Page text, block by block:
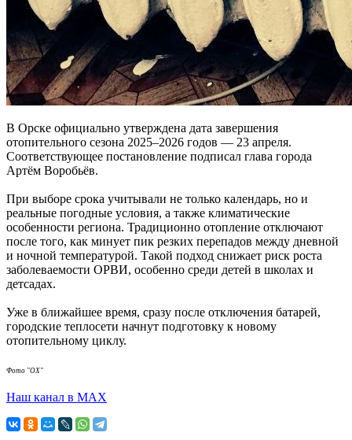
В Орске официально утверждена дата завершения
отопительного сезона 2025–2026 годов — 23 апреля.
Соответствующее постановление подписал глава города
Артём Воробьёв.
При выборе срока учитывали не только календарь, но и
реальные погодные условия, а также климатические
особенности региона. Традиционно отопление отключают
после того, как минует пик резких перепадов между дневной
и ночной температурой. Такой подход снижает риск роста
заболеваемости ОРВИ, особенно среди детей в школах и
детсадах.
Уже в ближайшее время, сразу после отключения батарей,
городские теплосети начнут подготовку к новому
отопительному циклу.
Фото "ОХ"
Наш канал в МАХ